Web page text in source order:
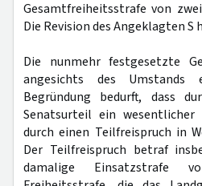
Gesamtfreiheitsstrafe von
Die Revision des Angeklagten S
Die nunmehr festgesetzte
angesichts des Umstands
Begründung bedurft, dass
Senatsurteil ein
durch einen Teilfreispruch in
Der Teilfreispruch betraf
damalige Einsatzstrafe